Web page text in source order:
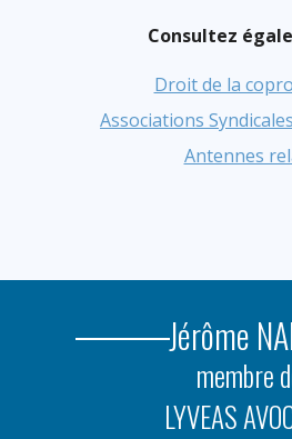
Consultez
Droit de la
Associations
Antennes
Jérôme
membre
LYVEAS